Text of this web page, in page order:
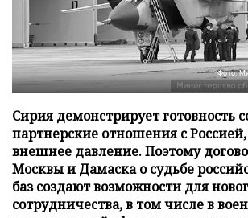
Фото:
Сирия демонстрирует готовность
партнерские отношения с
внешнее давление. Поэтому
Москвы и Дамаска о судьбе
баз создают возможности для
сотрудничества, в том числе в